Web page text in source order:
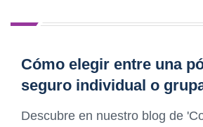
Cómo elegir entre una
seguro individual o
Descubre en nuestro blog de